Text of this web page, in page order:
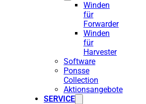
Winden
für
Forwarder
Winden
für
Harvester
Software
Ponsse
Collection
Aktionsangebote
SERVICE